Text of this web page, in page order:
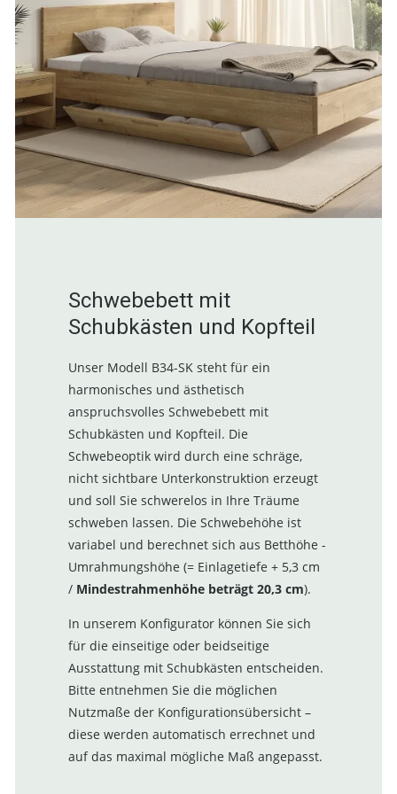
Schwebebett mit
Schubkästen und Kopfteil
Unser Modell B34-SK steht für ein
harmonisches und ästhetisch
anspruchsvolles Schwebebett mit
Schubkästen und Kopfteil. Die
Schwebeoptik wird durch eine schräge,
nicht sichtbare Unterkonstruktion erzeugt
und soll Sie schwerelos in Ihre Träume
schweben lassen. Die Schwebehöhe ist
variabel und berechnet sich aus Betthöhe -
Umrahmungshöhe (= Einlagetiefe + 5,3 cm
/ Mindestrahmenhöhe beträgt 20,3 cm).
In unserem Konfigurator können Sie sich
für die einseitige oder beidseitige
Ausstattung mit Schubkästen entscheiden.
Bitte entnehmen Sie die möglichen
Nutzmaße der Konfigurationsübersicht –
diese werden automatisch errechnet und
auf das maximal mögliche Maß angepasst.